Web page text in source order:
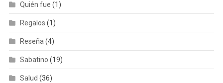
Quién fue (1)
Regalos (1)
Reseña (4)
Sabatino (19)
Salud (36)